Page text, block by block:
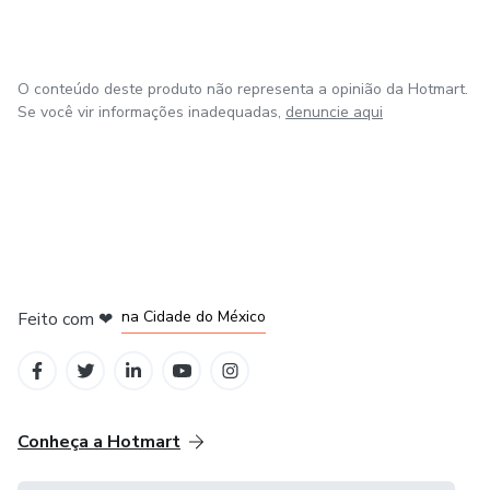
O conteúdo deste produto não representa a opinião da Hotmart.
Se você vir informações inadequadas, denuncie aqui
Feito com ❤ na Cidade do México
Conheça a Hotmart